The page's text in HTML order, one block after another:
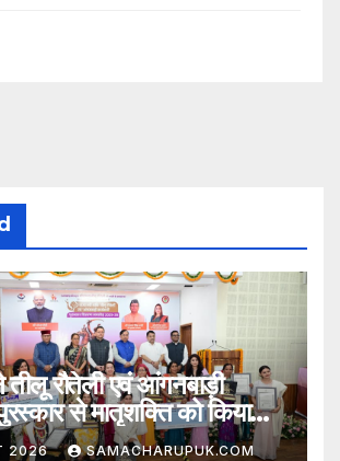
तीलू रौतेली एवं आंगनबाड़ी
से मातृशक्ति को किया
2026 SAMACHARUPUK.COM